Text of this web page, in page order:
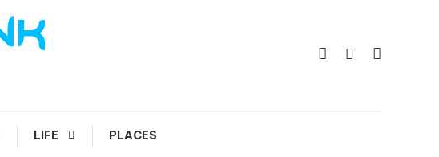
LIFE PLACES